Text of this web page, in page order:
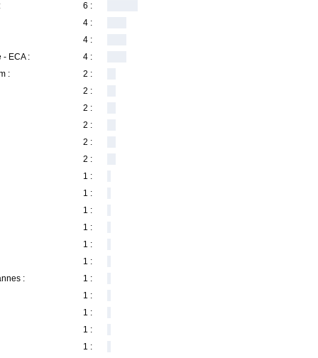
6 :
4 :
4 :
- ECA :
4 :
:
2 :
2 :
2 :
2 :
2 :
2 :
1 :
1 :
1 :
1 :
1 :
1 :
:
1 :
1 :
1 :
1 :
1 :